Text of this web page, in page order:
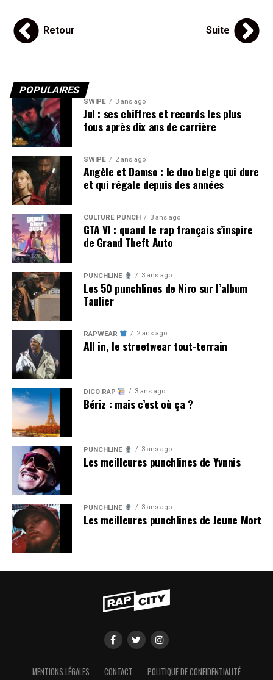
Retour Suite
POPULAIRES
SWIPE 3 ans ago
Jul : ses chiffres et records les plus
fous après dix ans de carrière
SWIPE 2 ans ago
Angèle et Damso : le duo belge qui dure
et qui régale depuis des années
CULTURE PUNCH 3 ans ago
GTA VI : quand le rap français s’inspire
de Grand Theft Auto
PUNCHLINE 3 ans ago
Les 50 punchlines de Niro sur l’album
Taulier
RAPWEAR 2 ans ago
All in, le streetwear tout-terrain
DICO RAP 3 ans ago
Bériz : mais c’est où ça ?
PUNCHLINE 3 ans ago
Les meilleures punchlines de Yvnnis
PUNCHLINE 3 ans ago
Les meilleures punchlines de Jeune Mort
MENTIONS LÉGALES CONTACT POLITIQUE DE CONFIDENTIALITÉ